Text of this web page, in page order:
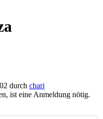
durch chari
ist eine Anmeldung nötig.